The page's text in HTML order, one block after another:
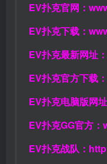
EV扑克官网：
EV扑克下载：
EV扑克最新网址：
EV扑克官方下载：
EV扑克电脑版网址
EV扑克GG官方：
EV扑克战队：